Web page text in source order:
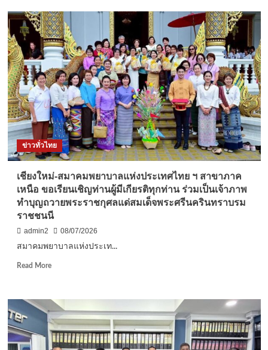
ต่าง
ชาติ
เชียงใหม่-
สมาคม
บริหาร
การ
พยาบาล
จับ
มือ
คณะ
พยาบาล
ศาสตร์
มช.
จัด
ประชุม
วิชาการ
ปี
2569
ข่าวทั่วไทย
เชียงใหม่-สมาคมพยาบาลแห่งประเทศไทย ฯ สาขาภาค
เหนือ ขอเรียนเชิญท่านผู้มีเกียรติทุกท่าน ร่วมเป็นเจ้าภาพ
ทำบุญถวายพระราชกุศลแด่สมเด็จพระศรีนครินทราบรม
ราชชนนี
admin2
08/07/2026
สมาคมพยาบาลแห่งประเท...
Read MoreRead
เชียงใหม่-
สมาคม
พยาบาล
แห่ง
ประเทศไทย